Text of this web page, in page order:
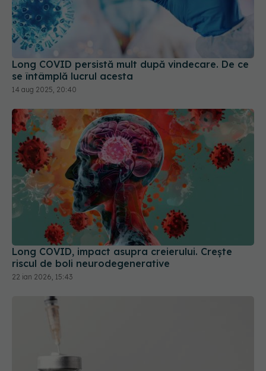
Long COVID persistă mult după vindecare. De ce
se întâmplă lucrul acesta
14 aug 2025, 20:40
Long COVID, impact asupra creierului. Crește
riscul de boli neurodegenerative
22 ian 2026, 15:43